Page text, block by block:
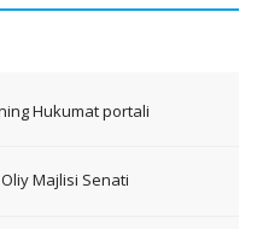
Hukumat portali
Majlisi Senati